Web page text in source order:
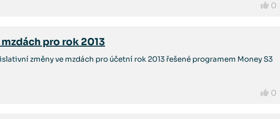
0
pro rok 2013
změny ve mzdách pro účetní rok 2013 řešené programem Money S3
0